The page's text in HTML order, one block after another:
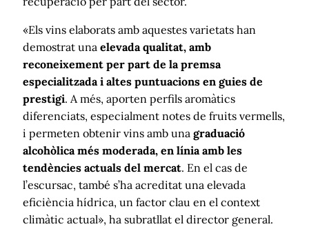
«Els vins elaborats amb aquestes varietats han
demostrat una elevada qualitat, amb
reconeixement per part de la premsa
especialitzada i altes puntuacions en guies de
prestigi. A més, aporten perfils aromàtics
diferenciats, especialment notes de fruits vermells,
i permeten obtenir vins amb una graduació
alcohòlica més moderada, en línia amb les
tendències actuals del mercat. En el cas de
l’escursac, també s’ha acreditat una elevada
eficiència hídrica, un factor clau en el context
climàtic actual», ha subratllat el director general.